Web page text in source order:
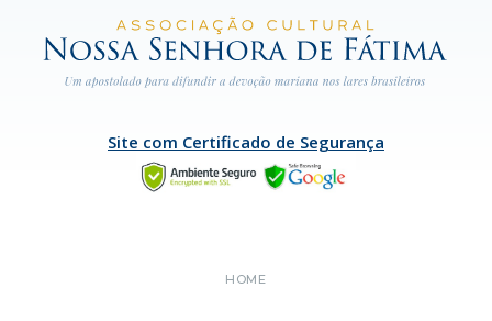
Site com Certificado de Segurança
HOME